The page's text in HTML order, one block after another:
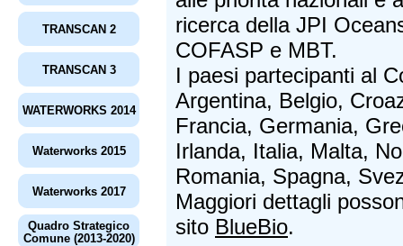
TRANSCAN 2
TRANSCAN 3
WATERWORKS 2014
Waterworks 2015
Waterworks 2017
Quadro Strategico
Comune (2013-2020)
ricerca della JPI
COFASP e MBT.
I paesi partecipanti al
Argentina, Belgio,
Francia, Germania,
Irlanda, Italia, Malta,
Romania, Spagna,
Maggiori dettagli
sito BlueBio.